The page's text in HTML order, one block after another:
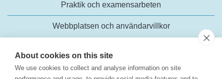
About cookies on this site
We use cookies to collect and analyse information on site
Praktik och examensarbeten
Webbplatsen och användarvillkor